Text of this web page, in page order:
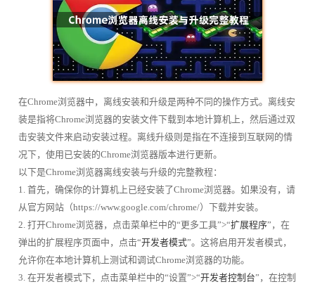
在Chrome浏览器中，离线安装和升级是两种不同的操作方式。离线安
装是指将Chrome浏览器的安装文件下载到本地计算机上，然后通过双
击安装文件来启动安装过程。离线升级则是指在不连接到互联网的情
况下，使用已安装的Chrome浏览器版本进行更新。
以下是Chrome浏览器离线安装与升级的完整教程：
1. 首先，确保你的计算机上已经安装了Chrome浏览器。如果没有，请
从官方网站（https://www.google.com/chrome/）下载并安装。
2. 打开Chrome浏览器，点击菜单栏中的“更多工具”>“扩展程序”，在
弹出的扩展程序页面中，点击“开发者模式”。这将启用开发者模式，
允许你在本地计算机上测试和调试Chrome浏览器的功能。
3. 在开发者模式下，点击菜单栏中的“设置”>“开发者控制台”，在控制